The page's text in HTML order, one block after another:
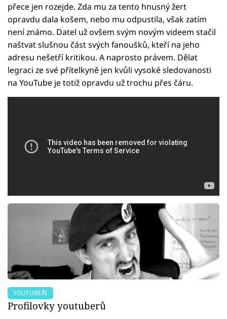
přece jen rozejde. Zda mu za tento hnusný žert
opravdu dala košem, nebo mu odpustila, však zatím
není známo. Datel už ovšem svým novým videem stačil
naštvat slušnou část svých fanoušků, kteří na jeho
adresu nešetří kritikou. A naprosto právem. Dělat
legraci ze své přítelkyně jen kvůli vysoké sledovanosti
na YouTube je totiž opravdu už trochu přes čáru.
YOUTUBEŘI
Profilovky youtuberů